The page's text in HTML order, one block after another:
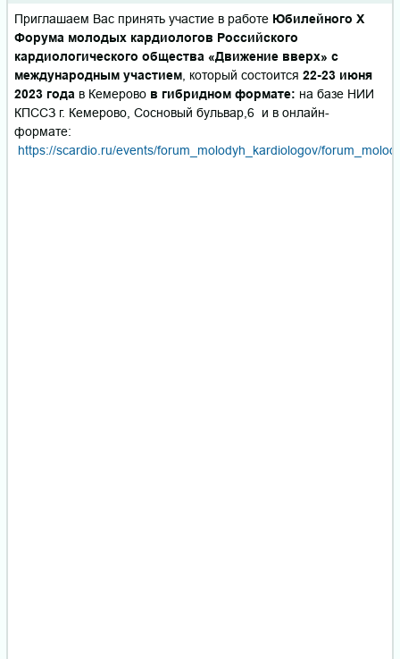
Приглашаем Вас принять участие в работе Юбилейного X
Форума молодых кардиологов Российского
кардиологического общества «Движение вверх» с
международным участием, который состоится 22-23 июня
2023 года в Кемерово в гибридном формате: на базе НИИ
КПССЗ г. Кемерово, Сосновый бульвар,6 и в онлайн-
формате:
https://scardio.ru/events/forum_molodyh_kardiologov/